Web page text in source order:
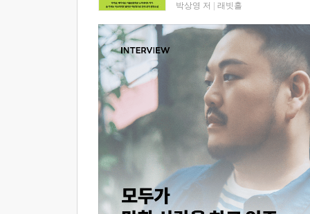
박상영 저 래빗홀